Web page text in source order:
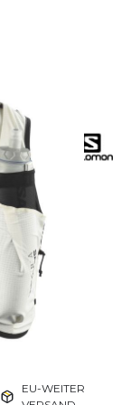
EU-WEITER